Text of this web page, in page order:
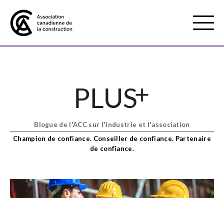
Mobile
Menu
À propos de nous
Adhésion
Show
sub
sub
menu
Blogue de l'ACC sur l'industrie et l'association
Champion de confiance. Conseiller de confiance. Partenaire
de confiance.